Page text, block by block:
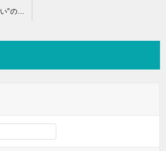
おしゃれで可愛い“手ぬぐい”のお店「にじゆら」は、伝統的な染めの技巧「注染」を使って作られた大阪の堺のブランドです♪